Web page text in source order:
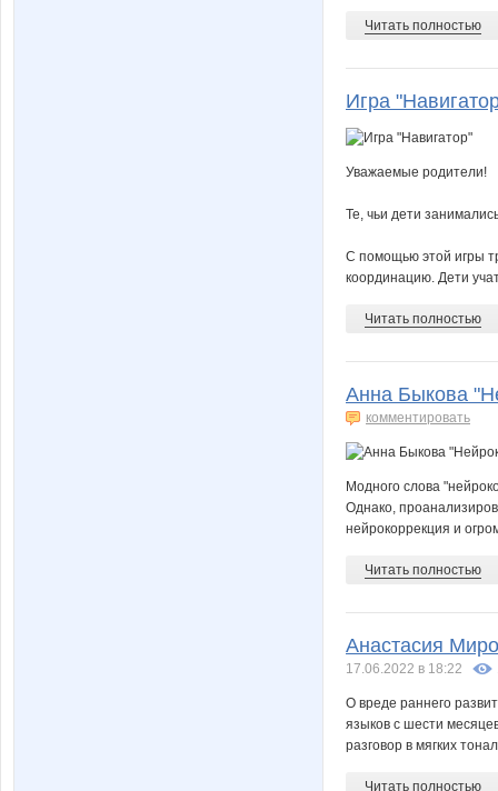
Читать полностью
Игра
Уважаемые родители!
Те, чьи дети
С помощью этой игры
координацию. Дети
Читать полностью
Анна Быкова
комментировать
Модного слова
Однако,
нейрокоррекция и
Читать полностью
Анастасия
17.06.2022 в 18:22
О вреде раннего
языков с шести
разговор в мягких
Читать полностью